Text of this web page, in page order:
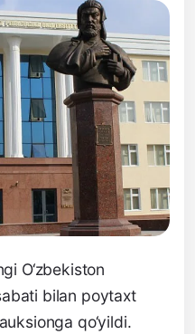
O‘zbekiston
bilan poytaxt
qo‘yildi.